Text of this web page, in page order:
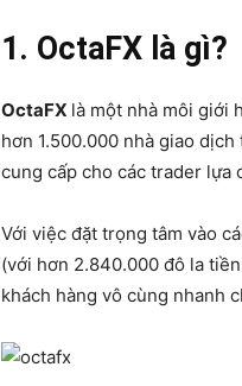
1. OctaFX là gì?
OctaFX là một nhà môi giới
hơn 1.500.000 nhà giao
cung cấp cho các trader lựa
Với việc đặt trọng tâm vào
(với hơn 2.840.000 đô la
khách hàng vô cùng nhanh